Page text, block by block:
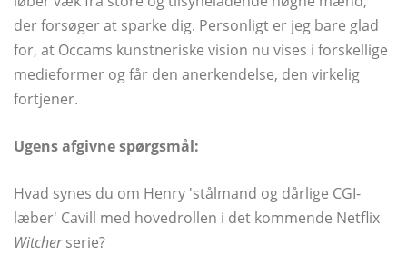
der forsøger at sparke dig. Personligt er jeg bare glad
for, at Occams kunstneriske vision nu vises i forskellige
medieformer og får den anerkendelse, den virkelig
fortjener.
Ugens afgivne spørgsmål:
Hvad synes du om Henry 'stålmand og dårlige CGI-
læber' Cavill med hovedrollen i det kommende Netflix
Witcherserie?